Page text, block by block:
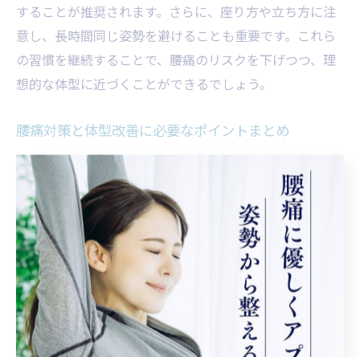
することが推奨されます。さらに、座り方や立ち方に注
意し、長時間同じ姿勢を避けることも重要です。これら
の習慣を継続することで、腰痛のリスクを下げつつ、理
想的な体型に近づくことができるでしょう。
腰痛対策と体型改善に必要なポイントまとめ
腰痛対策と体型改善の両立には、以下のポイントが重要
です。まず、専門家による個別指導を受けること。次
に、無理のない範囲での筋力トレーニングやストレッチ
を継続すること。そして、日々の姿勢や生活習慣を見直
すことです。これらを実践することで、腰痛の根本改善
と体型のバランス維持に繋がります。小さな積み重ねが
大きな成果を生み出します。
腰痛の悩みを解消し体型も整える方法